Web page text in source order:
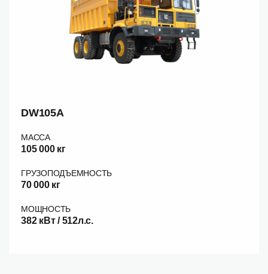
DW105A
МАССА
105 000 кг
ГРУЗОПОДЪЕМНОСТЬ
70 000 кг
МОЩНОСТЬ
382 кВт / 512л.с.